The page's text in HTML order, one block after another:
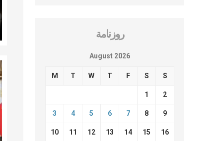
روزنامة
August 2026
M T W T F S S
1 2
3 4 5 6 7 8 9
10 11 12 13 14 15 16